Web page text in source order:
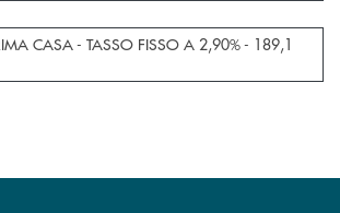
in una nuova finestra
CASA - TASSO FISSO A 2,90% - 189,1